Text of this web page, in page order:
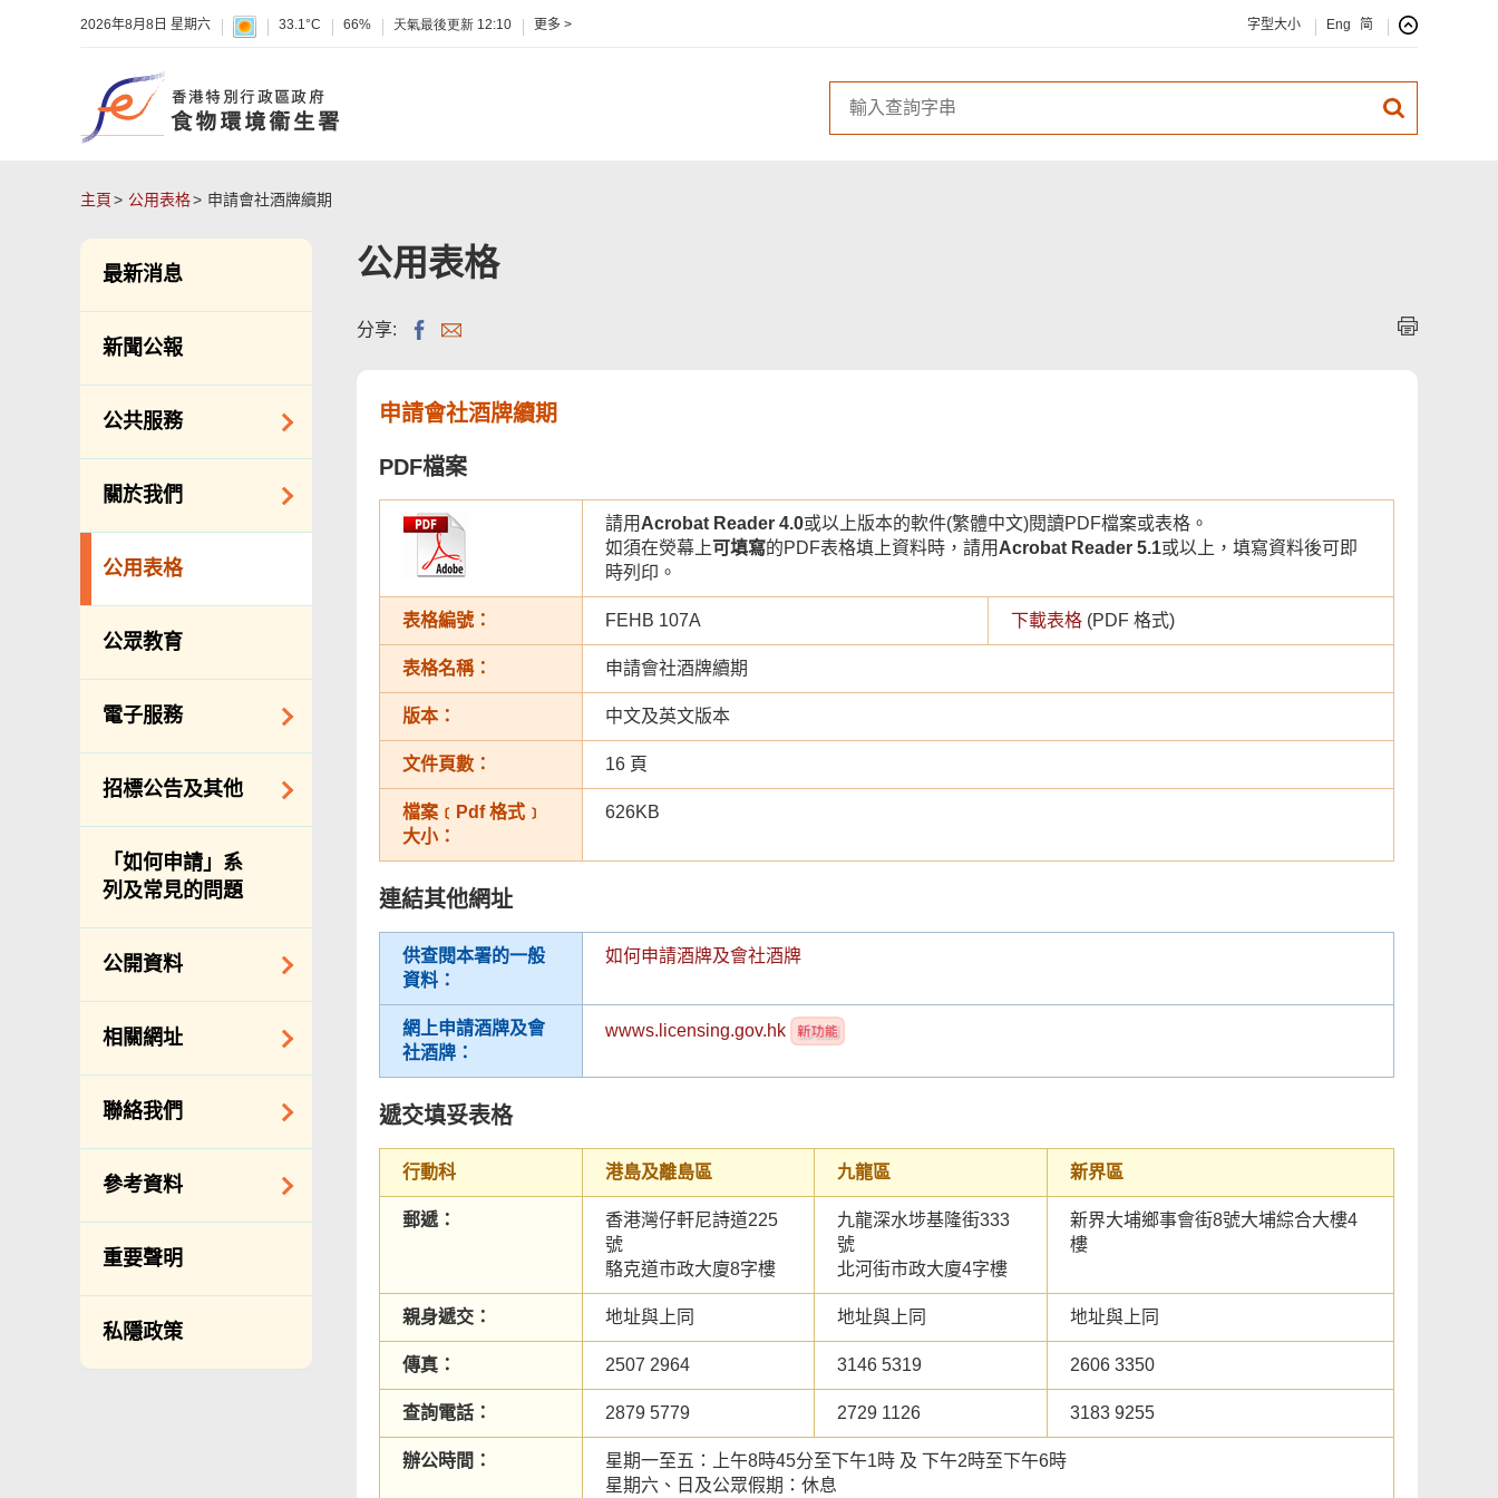
2026年8月8日 星期六 33.1°C 66% 天氣最後更新 12:10 更多 > 字型大小 Eng 简
主頁 公用表格 申請會社酒牌續期
最新消息
新聞公報
公共服務
潔淨服務
公眾街市
墳場及火葬場
食物安全
私營骨灰龕
公共設施
關於我們
組織結構
服務承諾
公用表格
公眾教育
電子服務
網上付款
招標公告及其他
招標通告索引
主要採購服務預覽
申請納入食物環境
衞生署通知名單
的標準僱傭合約
「如何申請」系
列及常見的問題
公開資料
公開資料守則
備存紀錄一覽表
相關網址
相關政府機構
聯絡我們
查詢、建議、要求
和投訴
分區環境衞生辦事
處地址及電話
滲水投訴調查聯合
辦事處 辦公時間、
參考資料
年度整合開放數據
計劃（包含空間數
據計劃）
立法會事務
促進種族平等
重要聲明
私隱政策
公用表格
分享:
申請會社酒牌續期
PDF檔案
請用 Acrobat Reader 4.0或以上版本的軟件(繁體中文)閱讀PDF檔案或表格。
如須在熒幕上可填寫的PDF表格填上資料時，請用 Acrobat Reader 5.1或以上，填寫資料後可即
時列印。
表格編號： FEHB 107A 下載表格 (PDF 格式)
表格名稱： 申請會社酒牌續期
版本： 中文及英文版本
文件頁數： 16 頁
檔案﹝Pdf 格式﹞
大小：
626KB
連結其他網址
供查閱本署的一般
資料：
如何申請酒牌及會社酒牌
網上申請酒牌及會
社酒牌：
wwws.licensing.gov.hk
遞交填妥表格
行動科 港島及離島區 九龍區 新界區
郵遞：
香港灣仔軒尼詩道225
號
駱克道市政大廈8字樓
九龍深水埗基隆街333
號
北河街市政大廈4字樓
新界大埔鄉事會街8號大埔綜合大樓4
樓
親身遞交： 地址與上同 地址與上同 地址與上同
傳真： 2507 2964 3146 5319 2606 3350
查詢電話： 2879 5779 2729 1126 3183 9255
辦公時間：
星期一至五：上午8時45分至下午1時 及 下午2時至下午6時
星期六、日及公眾假期：休息